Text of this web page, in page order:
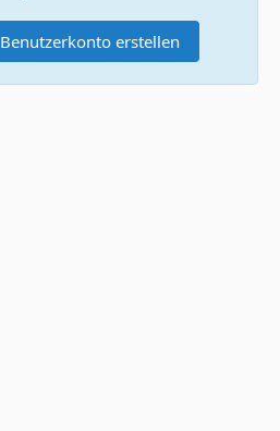
Benutzerkonto erstellen